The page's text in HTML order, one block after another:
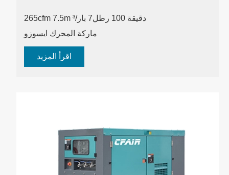
265cfm 7.5m ³/دقيقة 100 رطل
7 بار
ماركة المحرك ايسوزو
اقرأ المزيد